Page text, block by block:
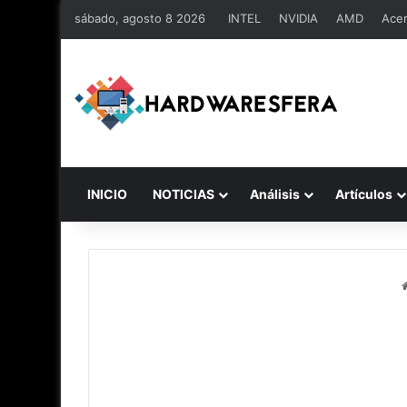
sábado, agosto 8 2026 INTEL NVIDIA AMD Acer
INICIO NOTICIAS Análisis Artículos